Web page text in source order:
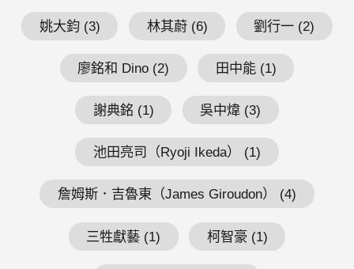
姚大鈞 (3) 林其蔚 (6) 劉行一 (2)
廖銘和 Dino (2) 田中能 (1)
謝典銘 (1) 吳中煒 (3)
池田亮司（Ryoji Ikeda） (1)
詹姆斯．吉魯東（James Giroudon） (4)
三牲獻藝 (1) 柯智豪 (1)